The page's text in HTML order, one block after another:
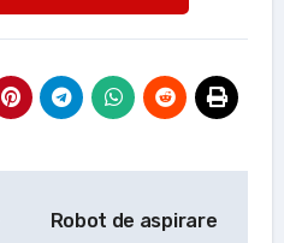
Robot de aspirare